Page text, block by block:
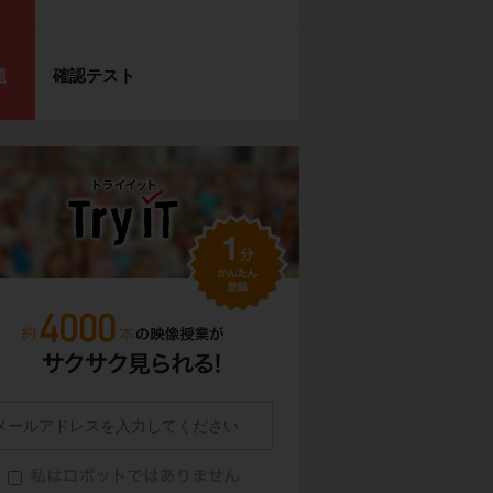
確認テスト